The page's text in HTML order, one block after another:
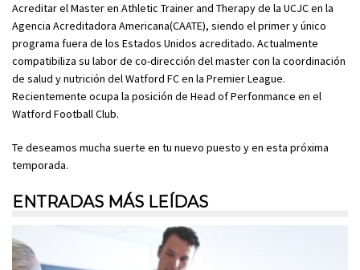
Acreditar el Master en Athletic Trainer and Therapy de la UCJC en la
Agencia Acreditadora Americana(CAATE), siendo el primer y único
programa fuera de los Estados Unidos acreditado. Actualmente
compatibiliza su labor de co-dirección del master con la coordinación
de salud y nutrición del Watford FC en la Premier League.
Recientemente ocupa la posición de Head of Perfonmance en el
Watford Football Club.
Te deseamos mucha suerte en tu nuevo puesto y en esta próxima
temporada.
ENTRADAS MÁS LEÍDAS